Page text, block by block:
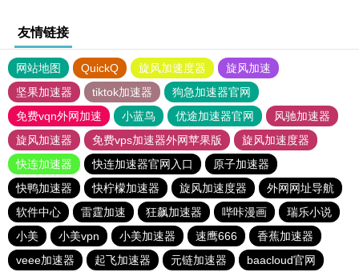
友情链接
网站地图 QuickQ 旋风加速度器
旋风加速
坚果加速器
tiktok加速器
狗急加速器官网
免费vqn外网加速
小蓝鸟 优途加速器官网
风驰加速器
旋风加速器
免费vps加速器外网苹果版
旋风加速度器
快连加速器
快连加速器官网入口
原子加速器
快鸭加速器
快柠檬加速器 旋风加速度器
外网网址导航
软件中心
雷霆加速 狂飙加速器 哔咔漫画
瑞乐小说
小美
小美vpn 小美加速器 速鹰666
香蕉加速器
veee加速器
起飞加速器 元链加速器
baacloud官网